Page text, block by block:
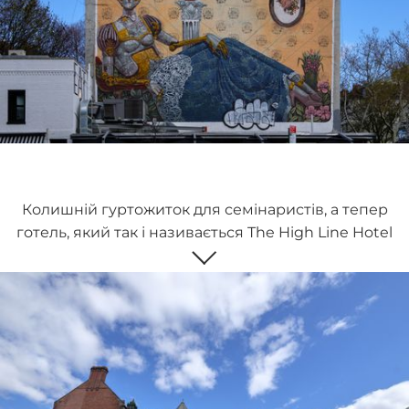
Колишній гуртожиток для семінаристів, а тепер
готель, який так і називається The High Line Hotel